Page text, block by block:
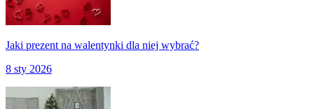
Jaki prezent na walentynki dla niej wybrać?
8 sty 2026